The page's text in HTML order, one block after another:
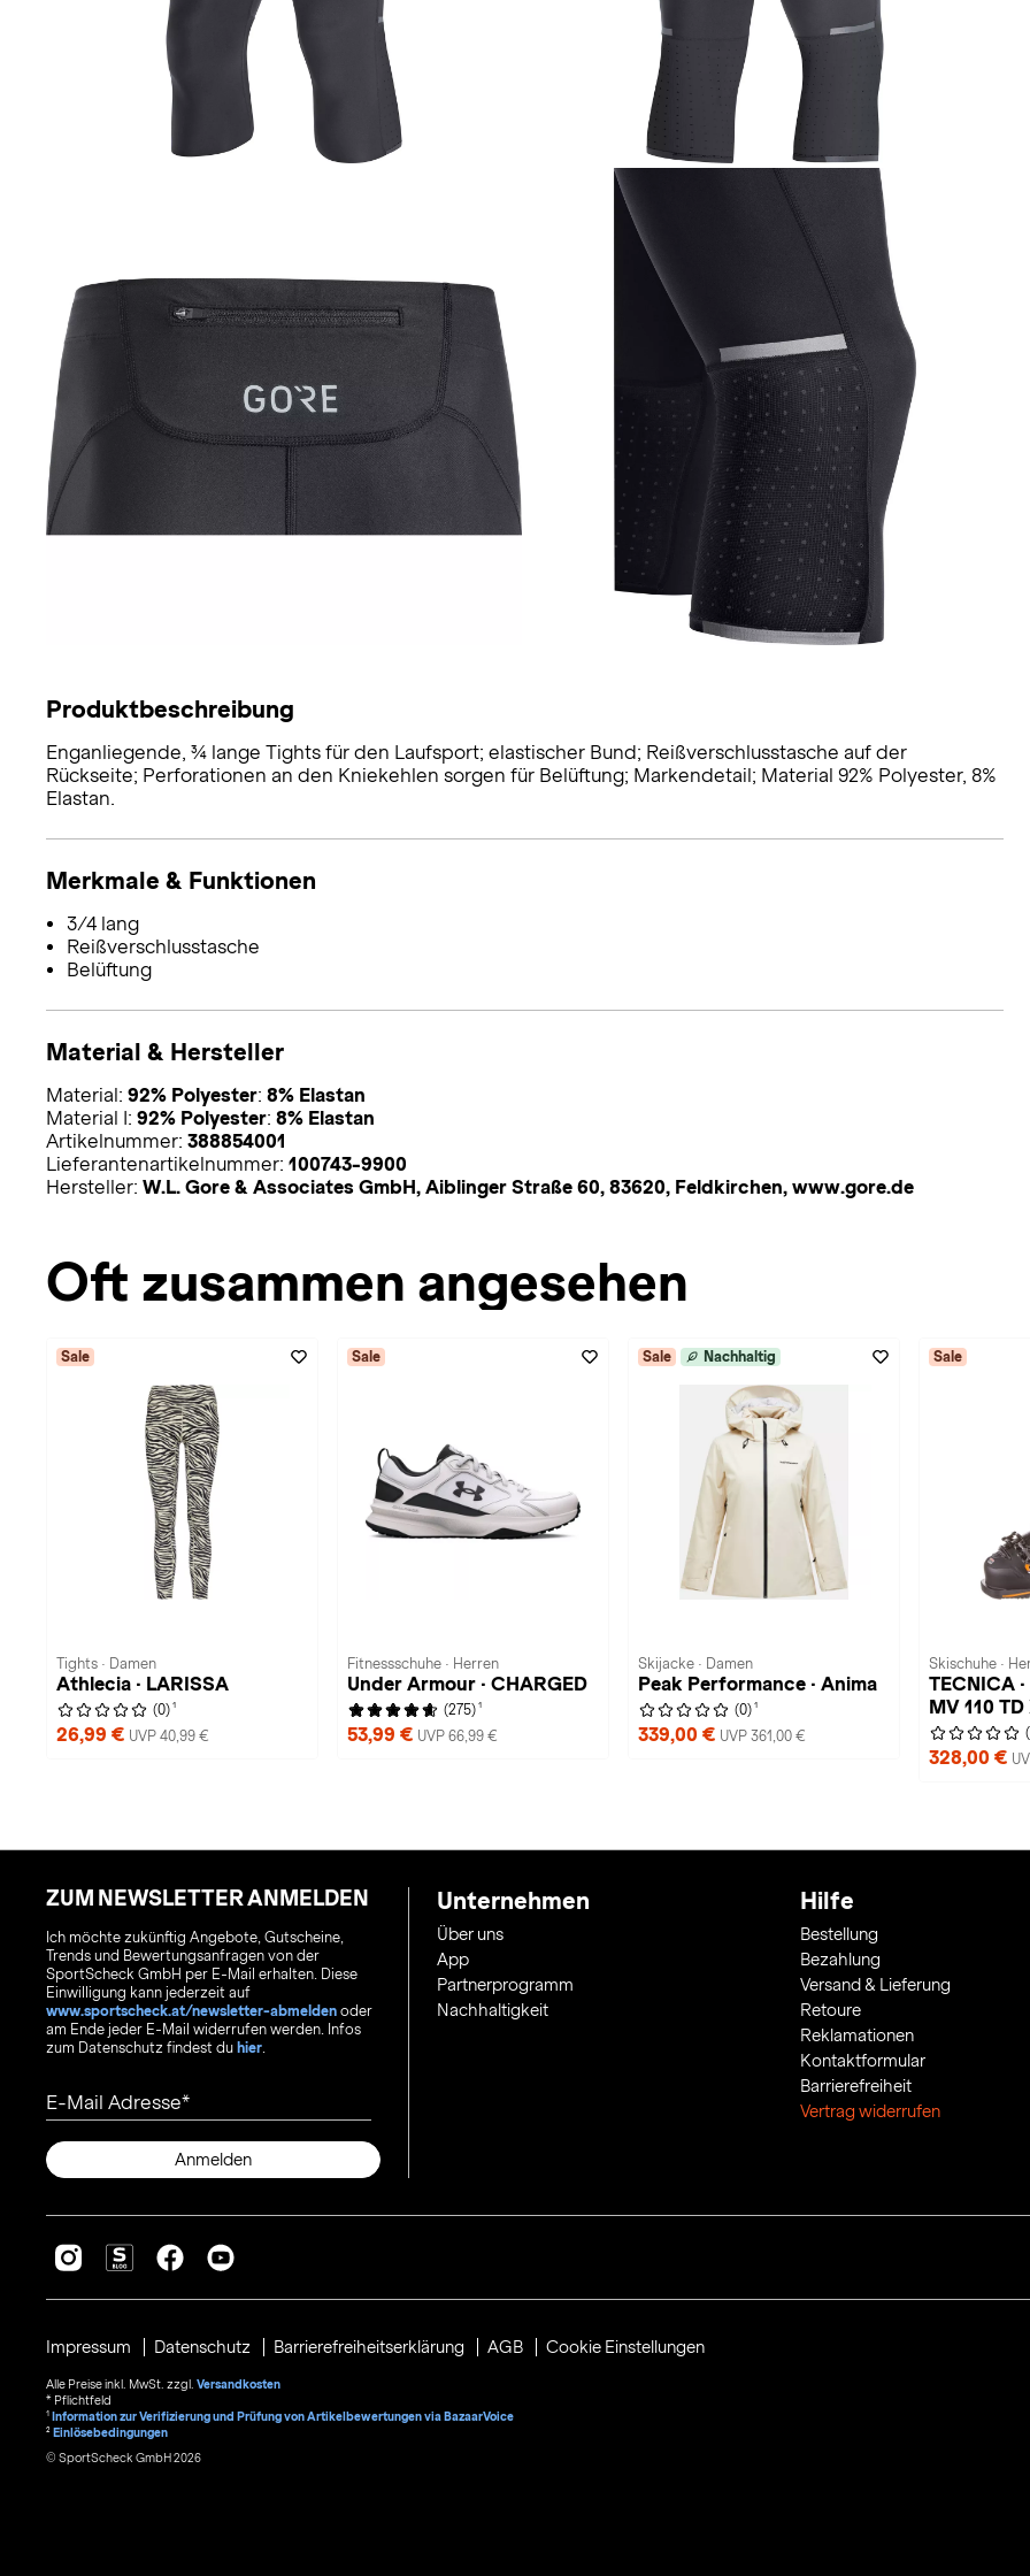
Produktbeschreibung
Enganliegende, ¾ lange Tights für den Laufsport; elastischer Bund; Reißverschlusstasche auf der
Rückseite; Perforationen an den Kniekehlen sorgen für Belüftung; Markendetail; Material 92% Polyester, 8%
Elastan.
Merkmale & Funktionen
3/4 lang
Reißverschlusstasche
Belüftung
Material & Hersteller
Material: 92% Polyester: 8% Elastan
Material I: 92% Polyester: 8% Elastan
Artikelnummer: 388854001
Lieferantenartikelnummer: 100743-9900
Hersteller: W.L. Gore & Associates GmbH, Aiblinger Straße 60, 83620, Feldkirchen, www.gore.de
Oft zusammen angesehen
Sale
Tights · Damen
Athlecia · LARISSA
(0) 1
26,99 € UVP 40,99 €
Sale
Fitnessschuhe · Herren
Under Armour · CHARGED
(275) 1
53,99 € UVP 66,99 €
Sale Nachhaltig
Skijacke · Damen
Peak Performance · Anima
(0) 1
339,00 € UVP 361,00 €
Sale
Skischuhe ·
TECNICA
MV 110 TD
328,00 €
ZUM NEWSLETTER ANMELDEN
Ich möchte zukünftig Angebote, Gutscheine,
Trends und Bewertungsanfragen von der
SportScheck GmbH per E-Mail erhalten. Diese
Einwilligung kann jederzeit auf
www.sportscheck.at/newsletter-abmelden oder
am Ende jeder E-Mail widerrufen werden. Infos
zum Datenschutz findest du hier
E-Mail Adresse
Anmelden
Unternehmen
Über uns
App
Partnerprogramm
Nachhaltigkeit
Hilfe
Bestellung
Bezahlung
Versand & Lieferung
Retoure
Reklamationen
Kontaktformular
Barrierefreiheit
Vertrag widerrufen
Impressum Datenschutz Barrierefreiheitserklärung AGB Cookie Einstellungen
Alle Preise inkl. MwSt. zzgl. Versandkosten
* Pflichtfeld
1 Information zur Verifizierung und Prüfung von Artikelbewertungen via BazaarVoice
² Einlösebedingungen
© SportScheck GmbH 2026